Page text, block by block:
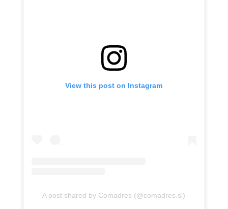
View this post on Instagram
A post shared by Comadres (@comadres.sl)